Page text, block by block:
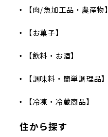
【肉/魚加工品・農産物】
【お菓子】
【飲料・お酒】
【調味料・簡単調理品】
【冷凍・冷蔵商品】
住から探す